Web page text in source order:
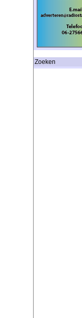
Zoeken